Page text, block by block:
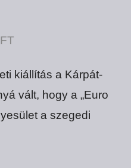
kiállítás a Kárpát-
vált, hogy a „Euro
a szegedi